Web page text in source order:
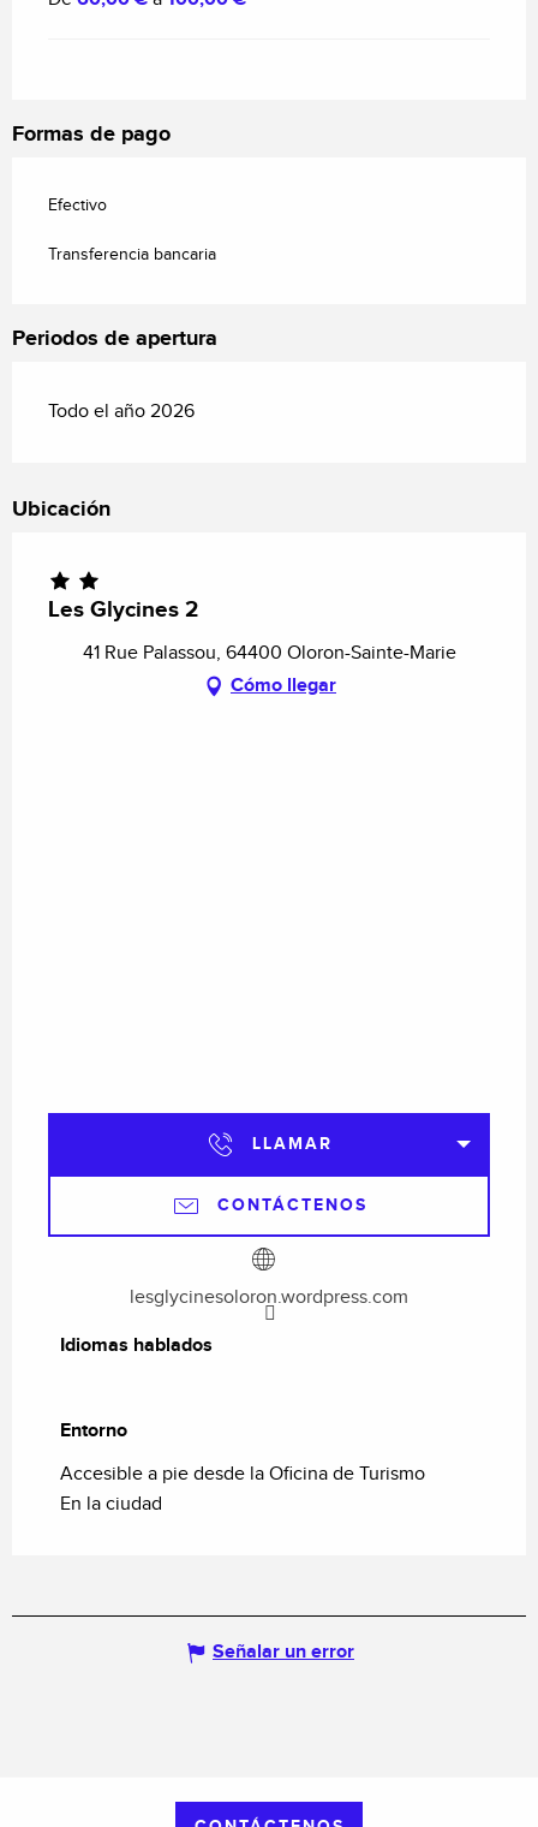
Formas de pago
Efectivo
Transferencia bancaria
Periodos de apertura
Todo el año 2026
Ubicación
Les Glycines 2
41 Rue Palassou, 64400 Oloron-Sainte-Marie
Cómo llegar
LLAMAR
CONTÁCTENOS
lesglycinesoloron.wordpress.com
Idiomas hablados
Idiomas hablados
Entorno
Entorno
Accesible a pie desde la Oficina de Turismo
En la ciudad
Señalar un error